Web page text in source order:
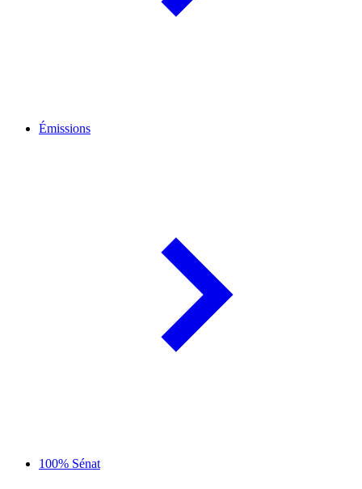
Émissions
100% Sénat